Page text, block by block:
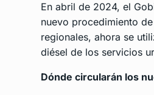
En abril de 2024, el
nuevo procedimiento
regionales, ahora se
diésel de los servicios
Dónde circularán los